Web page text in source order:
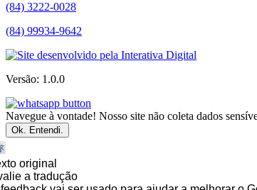
(84) 3222-0028
(84) 99934-9642
Versão: 1.0.0
Navegue à vontade! Nosso site não coleta dados
Ok. Entendi.
original
a tradução